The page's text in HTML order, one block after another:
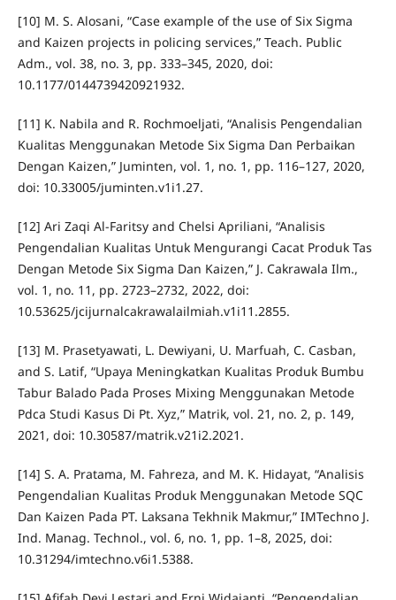
[10] M. S. Alosani, “Case example of the use of Six Sigma
and Kaizen projects in policing services,” Teach. Public
Adm., vol. 38, no. 3, pp. 333–345, 2020, doi:
10.1177/0144739420921932.
[11] K. Nabila and R. Rochmoeljati, “Analisis Pengendalian
Kualitas Menggunakan Metode Six Sigma Dan Perbaikan
Dengan Kaizen,” Juminten, vol. 1, no. 1, pp. 116–127, 2020,
doi: 10.33005/juminten.v1i1.27.
[12] Ari Zaqi Al-Faritsy and Chelsi Apriliani, “Analisis
Pengendalian Kualitas Untuk Mengurangi Cacat Produk Tas
Dengan Metode Six Sigma Dan Kaizen,” J. Cakrawala Ilm.,
vol. 1, no. 11, pp. 2723–2732, 2022, doi:
10.53625/jcijurnalcakrawalailmiah.v1i11.2855.
[13] M. Prasetyawati, L. Dewiyani, U. Marfuah, C. Casban,
and S. Latif, “Upaya Meningkatkan Kualitas Produk Bumbu
Tabur Balado Pada Proses Mixing Menggunakan Metode
Pdca Studi Kasus Di Pt. Xyz,” Matrik, vol. 21, no. 2, p. 149,
2021, doi: 10.30587/matrik.v21i2.2021.
[14] S. A. Pratama, M. Fahreza, and M. K. Hidayat, “Analisis
Pengendalian Kualitas Produk Menggunakan Metode SQC
Dan Kaizen Pada PT. Laksana Tekhnik Makmur,” IMTechno J.
Ind. Manag. Technol., vol. 6, no. 1, pp. 1–8, 2025, doi:
10.31294/imtechno.v6i1.5388.